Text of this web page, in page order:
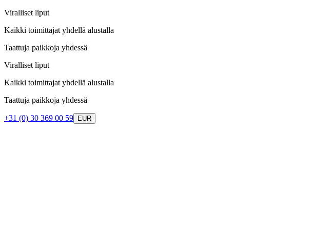
Viralliset liput
Kaikki toimittajat yhdellä alustalla
Taattuja paikkoja yhdessä
Viralliset liput
Kaikki toimittajat yhdellä alustalla
Taattuja paikkoja yhdessä
+31 (0) 30 369 00 59 EUR